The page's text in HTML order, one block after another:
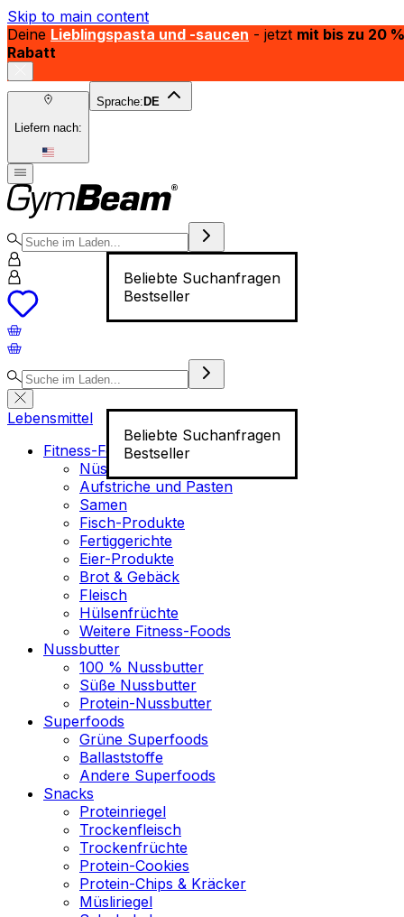
Skip to main content
Deine Lieblingspasta und -saucen - jetzt mit bis zu 20 %
Rabatt
Liefern nach:
Sprache: DE
Beliebte Suchanfragen
Bestseller
Beliebte Suchanfragen
Bestseller
Lebensmittel
Fitness-Food
Nüsse
Aufstriche und Pasten
Samen
Fisch-Produkte
Fertiggerichte
Eier-Produkte
Brot & Gebäck
Fleisch
Hülsenfrüchte
Weitere Fitness-Foods
Nussbutter
100 % Nussbutter
Süße Nussbutter
Protein-Nussbutter
Superfoods
Grüne Superfoods
Ballaststoffe
Andere Superfoods
Snacks
Proteinriegel
Trockenfleisch
Trockenfrüchte
Protein-Cookies
Protein-Chips & Kräcker
Müsliriegel